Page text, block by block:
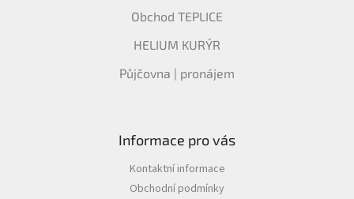
Obchod TEPLICE
HELIUM KURÝR
Půjčovna | pronájem
Informace pro vás
Kontaktní informace
Obchodní podmínky